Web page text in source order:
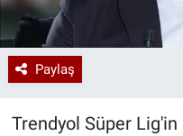
Paylaş
Trendyol Süper Lig'in
Ramazan